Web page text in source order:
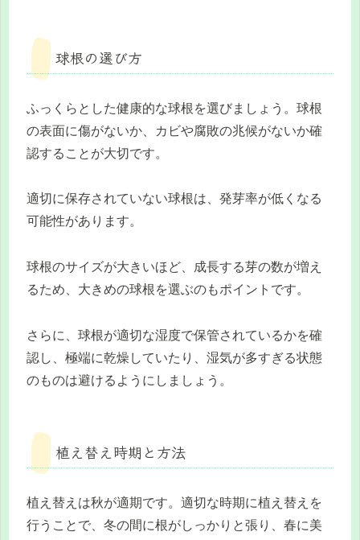
球根の選び方
ふっくらとした健康的な球根を選びましょう。球根
の表面に傷がないか、カビや腐敗の兆候がないか確
認することが大切です。
適切に保存されていない球根は、発芽率が低くなる
可能性があります。
球根のサイズが大きいほど、成長する芽の数が増え
るため、大きめの球根を選ぶのもポイントです。
さらに、球根が適切な湿度で保管されているかを確
認し、極端に乾燥していたり、湿気が多すぎる状態
のものは避けるようにしましょう。
植え替え時期と方法
植え替えは秋が適期です。適切な時期に植え替えを
行うことで、冬の間に根がしっかりと張り、春に美